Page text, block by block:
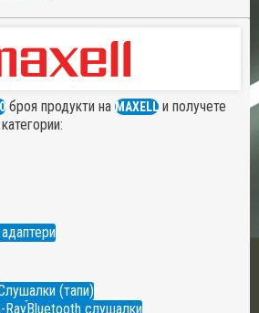
броя продукти на MAXELL и получете
(тапи)
RayBluetooth слушалки